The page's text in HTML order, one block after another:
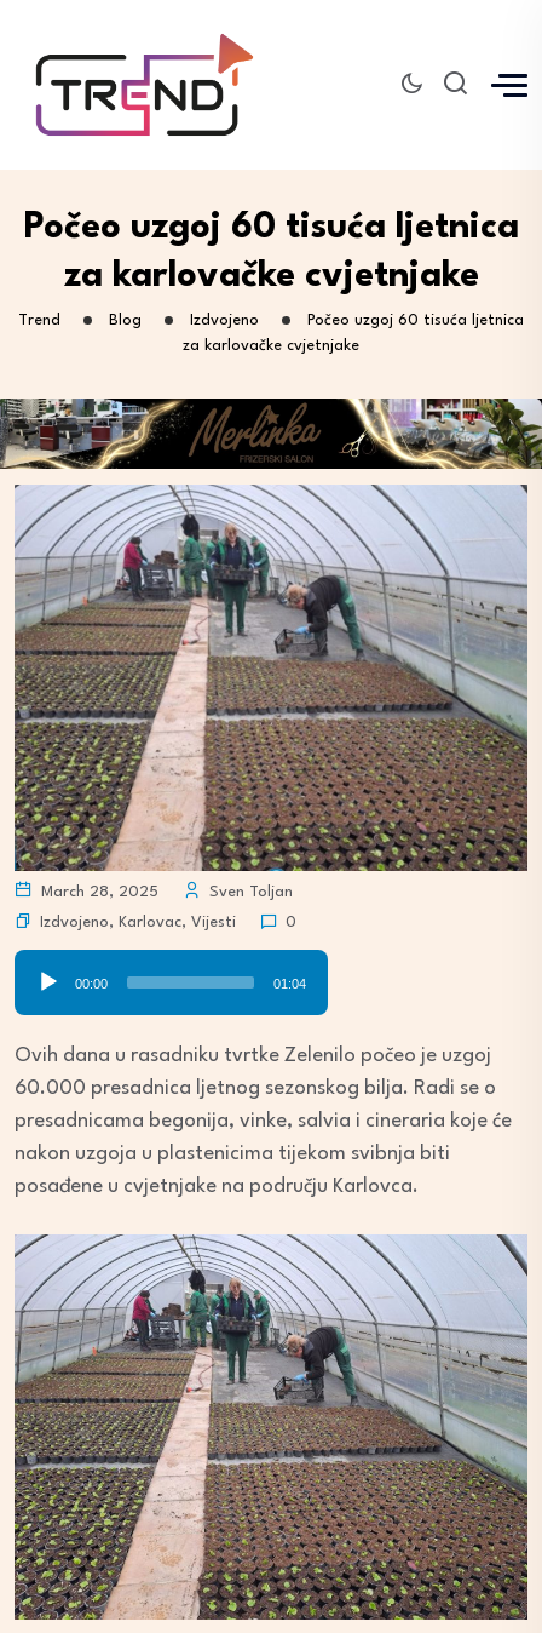
Počeo uzgoj 60 tisuća ljetnica
za karlovačke cvjetnjake
Trend Blog Izdvojeno
Počeo uzgoj 60 tisuća ljetnica
za karlovačke cvjetnjake
March 28, 2025
Sven Toljan
Izdvojeno, Karlovac, Vijesti 0
Audio
Player
00:00 01:04
Ovih dana u rasadniku tvrtke Zelenilo počeo je uzgoj
60.000 presadnica ljetnog sezonskog bilja. Radi se o
presadnicama begonija, vinke, salvia i cineraria koje će
nakon uzgoja u plastenicima tijekom svibnja biti
posađene u cvjetnjake na području Karlovca.